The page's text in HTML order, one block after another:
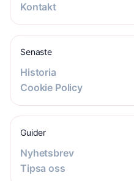
Kontakt
Senaste
Historia
Cookie Policy
Guider
Nyhetsbrev
Tipsa oss